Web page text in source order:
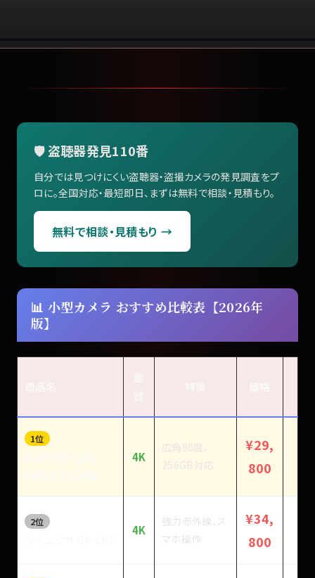
🛡️ 盗聴器発見110番
自分では見つけにくい盗聴器・盗撮カメラの発見調査をプ
ロに。全国対応・最短即日、まずは無料で相談・見積もり。
無料で相談・見積もり →
📊 小型カメラ おすすめ比較表【2026年
版】
1位
4K
広角90度、
256GB対応
¥29,
800
2位
4K
強力赤外線、ス
マホ操作
¥34,
800